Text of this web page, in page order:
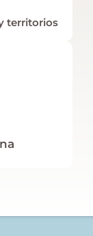
territorios